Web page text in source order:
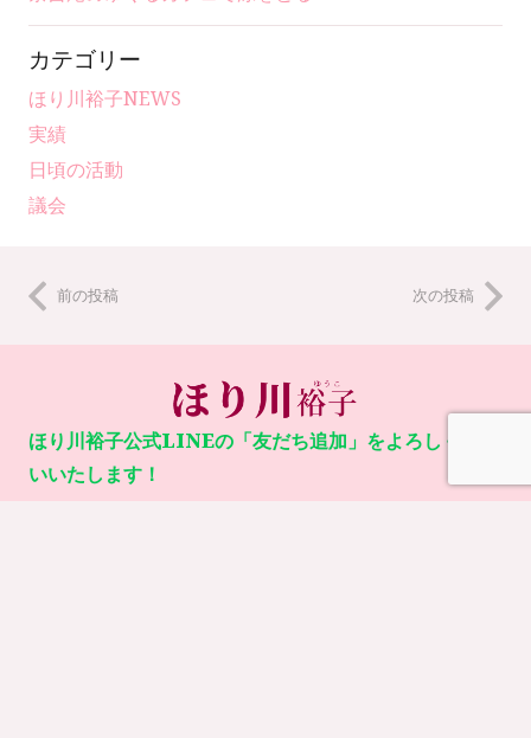
カテゴリー
ほり川裕子NEWS
実績
日頃の活動
議会
前の投稿 次の投稿
ほり川裕子公式LINEの「友だち追加」をよろしくお願
いいたします！